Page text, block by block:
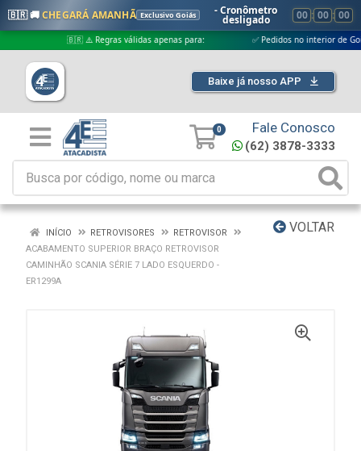
🇧🇷 🚚CHEGARÁ AMANHÃ Exclusivo Goiás - Cronômetro
desligado 00 : 00 : 00
🇧🇷 ⚠️ Regras válidas apenas para: ✅ Pedidos no interior de Goiás
Baixe já nosso APP
0 Fale Conosco
(62) 3878-3333
VOLTAR
INÍCIO RETROVISORES
RETROVISOR
ACABAMENTO SUPERIOR BRAÇO RETROVISOR
CAMINHÃO SCANIA SÉRIE 7 LADO ESQUERDO -
ER1299A